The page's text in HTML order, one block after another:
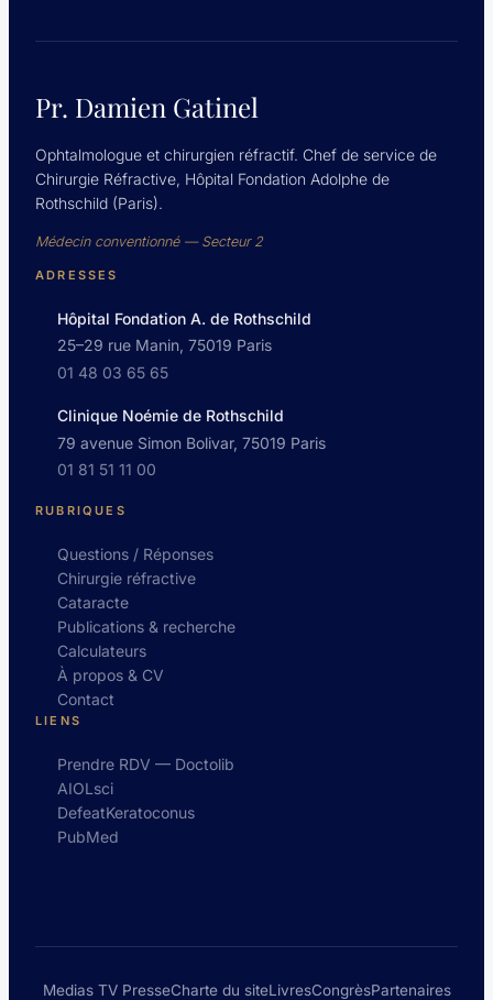
Pr. Damien Gatinel
Ophtalmologue et chirurgien réfractif. Chef de service de
Chirurgie Réfractive, Hôpital Fondation Adolphe de
Rothschild (Paris).
Médecin conventionné — Secteur 2
ADRESSES
Hôpital Fondation A. de Rothschild
25–29 rue Manin, 75019 Paris
01 48 03 65 65
Clinique Noémie de Rothschild
79 avenue Simon Bolivar, 75019 Paris
01 81 51 11 00
RUBRIQUES
Questions / Réponses
Chirurgie réfractive
Cataracte
Publications & recherche
Calculateurs
À propos & CV
Contact
LIENS
Prendre RDV — Doctolib
AIOLsci
DefeatKeratoconus
PubMed
Medias TV PresseCharte du siteLivresCongrèsPartenaires